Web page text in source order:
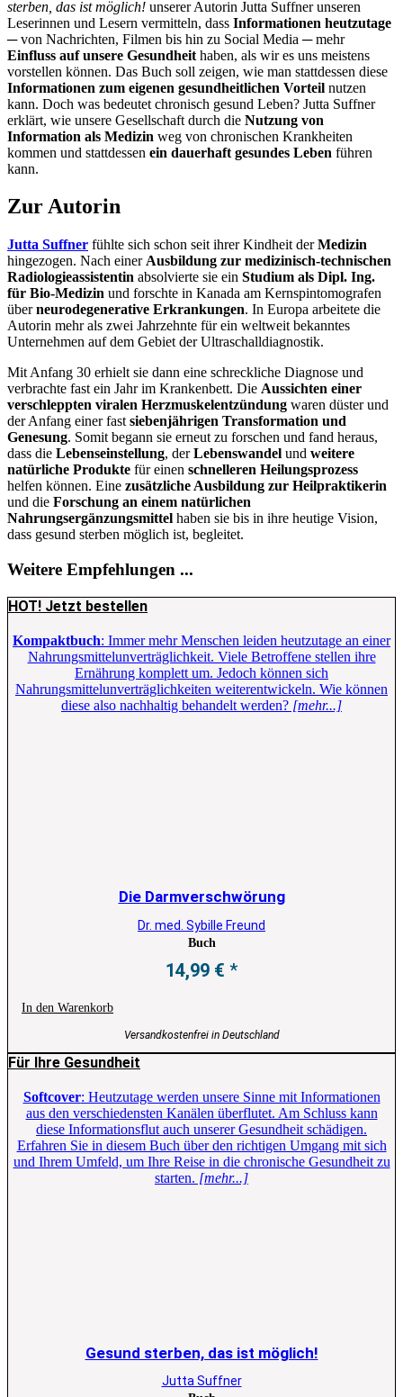
sterben, das ist möglich! unserer Autorin Jutta Suffner unseren
Leserinnen und Lesern vermitteln, dass Informationen heutzutage
─ von Nachrichten, Filmen bis hin zu Social Media ─ mehr
Einfluss auf unsere Gesundheit haben, als wir es uns meistens
vorstellen können. Das Buch soll zeigen, wie man stattdessen diese
Informationen zum eigenen gesundheitlichen Vorteil nutzen
kann. Doch was bedeutet chronisch gesund Leben? Jutta Suffner
erklärt, wie unsere Gesellschaft durch die Nutzung von
Information als Medizin weg von chronischen Krankheiten
kommen und stattdessen ein dauerhaft gesundes Leben führen
kann.
Zur Autorin
Jutta Suffner fühlte sich schon seit ihrer Kindheit derMedizin
hingezogen. Nach einer Ausbildung zur medizinisch-technischen
Radiologieassistentin absolvierte sie ein Studium als Dipl. Ing.
für Bio-Medizin und forschte in Kanada am Kernspintomografen
überneurodegenerative Erkrankungen. In Europa arbeitete die
Autorin mehr als zwei Jahrzehnte für ein weltweit bekanntes
Unternehmen auf dem Gebiet der Ultraschalldiagnostik.
Mit Anfang 30 erhielt sie dann eine schreckliche Diagnose und
verbrachte fast ein Jahr im Krankenbett. Die Aussichten einer
verschleppten viralen Herzmuskelentzündung waren düster und
der Anfang einer fast siebenjährigen Transformation und
Genesung. Somit begann sie erneut zu forschen und fand heraus,
dass die Lebenseinstellung, derLebenswandel und weitere
natürliche Produkte für einen schnelleren Heilungsprozess
helfen können. Eine zusätzliche Ausbildung zur Heilpraktikerin
und die Forschung an einem natürlichen
Nahrungsergänzungsmittel haben sie bis in ihre heutige Vision,
dass gesund sterben möglich ist, begleitet.
Weitere Empfehlungen ...
HOT! Jetzt bestellen
Kompaktbuch: Immer mehr Menschen leiden heutzutage an einer
Nahrungsmittelunverträglichkeit. Viele Betroffene stellen ihre
Ernährung komplett um. Jedoch können sich
Nahrungsmittelunverträglichkeiten weiterentwickeln. Wie können
diese also nachhaltig behandelt werden? [mehr...]
Die Darmverschwörung
Dr. med. Sybille Freund
Buch
14,99 €
In den Warenkorb
Versandkostenfrei in Deutschland
Für Ihre Gesundheit
Softcover: Heutzutage werden unsere Sinne mit Informationen
aus den verschiedensten Kanälen überflutet. Am Schluss kann
diese Informationsflut auch unserer Gesundheit schädigen.
Erfahren Sie in diesem Buch über den richtigen Umgang mit sich
und Ihrem Umfeld, um Ihre Reise in die chronische Gesundheit zu
starten. [mehr...]
Gesund sterben, das ist möglich!
Jutta Suffner